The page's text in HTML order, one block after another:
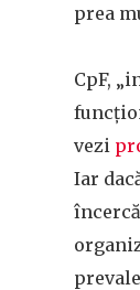
prea
CpF,
vezi
Iar